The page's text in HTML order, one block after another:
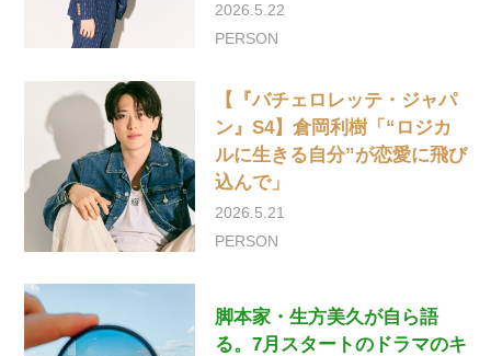
2026.5.22
PERSON
【『バチェロレッテ・ジャパ
ン』S4】倉岡利樹「“ロジカ
ルに生きる自分”が恋愛に飛び
込んで」
2026.5.21
PERSON
脚本家・生方美久が自ら語
る。7月スタートのドラマのキ